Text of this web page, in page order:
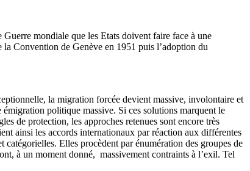
Guerre mondiale que les Etats doivent faire face à une
Convention de Genève en 1951 puis l’adoption du
la migration forcée devient massive, involontaire et
politique massive. Si ces solutions marquent le
de protection, les approches retenues sont encore très
ainsi les accords internationaux par réaction aux différentes
Elles procèdent par énumération des groupes de
à un moment donné, massivement contraints à l’exil. Tel